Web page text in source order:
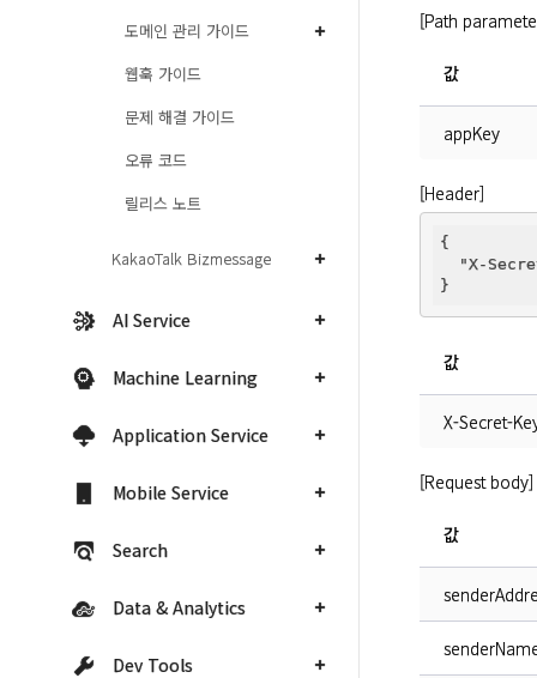
도메인 관리 가이드
웹훅 가이드
문제 해결 가이드
오류 코드
릴리스 노트
KakaoTalk Bizmessage
AI Service
Machine Learning
Application Service
Mobile Service
Search
Data & Analytics
Dev Tools
[Path
값
appKey
[Header]
{
"X-
값
X-Secret-
[Request body]
값